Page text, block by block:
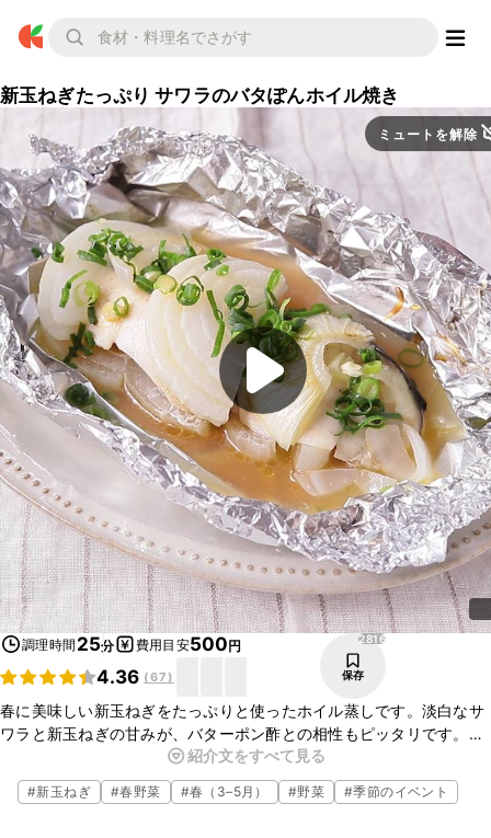
新玉ねぎたっぷり サワラのバタぽんホイル焼き
ミュートを解除
調理時間 25分 費用目安500円
4.36 (67)
2816
保存
春に美味しい新玉ねぎをたっぷりと使ったホイル蒸しです。淡白なサ
ワラと新玉ねぎの甘みが、バターポン酢との相性もピッタリです。サ
ワラ以外にも、タラや鮭などの旬のお魚を使って美味しく召し上がれ
ます。ぜひ作ってみてくださいね。
紹介文をすべて見る
#新玉ねぎ #春野菜 #春（3–5月） #野菜 #季節のイベント